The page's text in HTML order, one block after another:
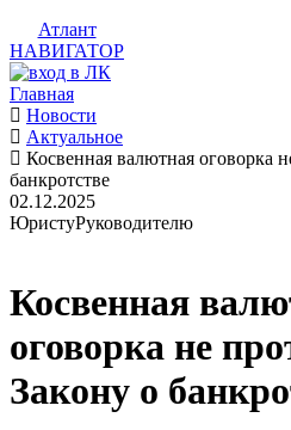
Атлант
НАВИГАТОР
Главная
Новости
Актуальное
Косвенная валютная оговорка
банкротстве
02.12.2025
ЮристуРуководителю
Косвенная
оговорка не
Закону о